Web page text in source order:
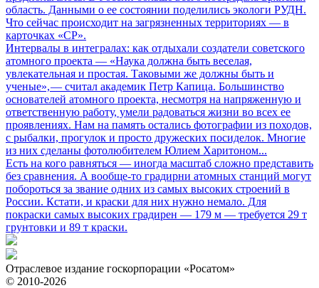
область. Данными о ее состоянии поделились экологи РУДН.
Что сейчас происходит на загрязненных территориях — в
карточках «СР».
Интервалы в интегралах: как отдыхали создатели советского
атомного проекта — «Наука должна быть веселая,
увлекательная и простая. Таковыми же должны быть и
ученые», — считал академик Петр Капица. Большинство
основателей атомного проекта, несмотря на напряженную и
ответственную работу, умели радоваться жизни во всех ее
проявлениях. Нам на память остались фотографии из походов,
с рыбалки, прогулок и просто дружеских посиделок. Многие
из них сделаны фотолюбителем Юлием Харитоном...
Есть на кого равняться — иногда масштаб сложно представить
без сравнения. А вообще-то градирни атомных станций могут
побороться за звание одних из самых высоких строений в
России. Кстати, и краски для них нужно немало. Для
покраски самых высоких градирен — 179 м — требуется 29 т
грунтовки и 89 т краски.
Отраслевое издание госкорпорации «Росатом»
© 2010-2026